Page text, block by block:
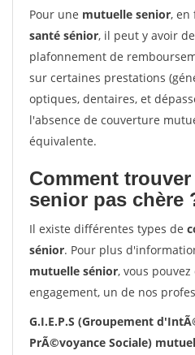
Pour une mutuelle senior, en
santé sénior, il peut y avoir
plafonnement de
sur certaines prestations
optiques, dentaires, et
l'absence de couverture
équivalente.
Comment
senior pas chère
Il existe différentes types de
sénior. Pour plus
mutuelle sénior, vous
engagement, un de nos
G.I.E.P.S (Groupement
PrÃ©voyance Sociale)